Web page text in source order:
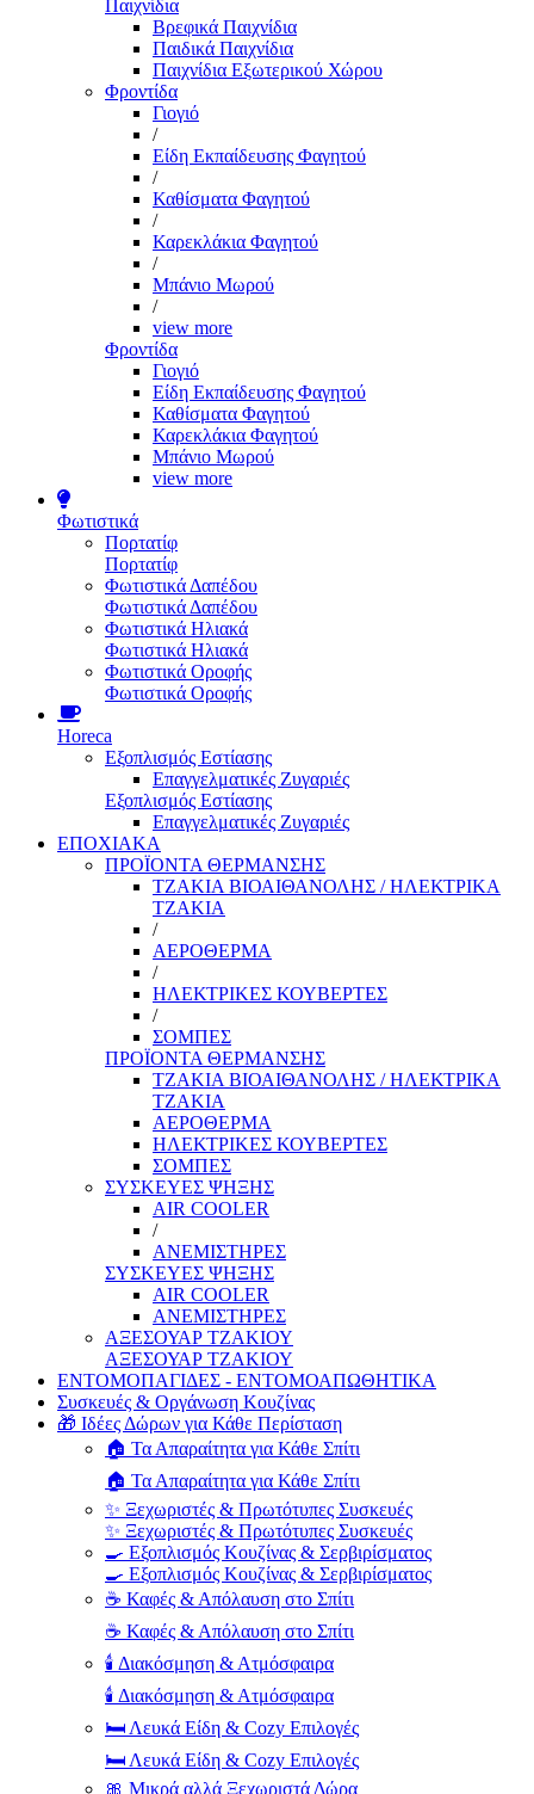
Παιχνίδια
Βρεφικά Παιχνίδια
Παιδικά Παιχνίδια
Παιχνίδια Εξωτερικού Χώρου
Φροντίδα
Γιογιό
/
Είδη Εκπαίδευσης Φαγητού
/
Καθίσματα Φαγητού
/
Καρεκλάκια Φαγητού
/
Μπάνιο Μωρού
/
view more
Φροντίδα
Γιογιό
Είδη Εκπαίδευσης Φαγητού
Καθίσματα Φαγητού
Καρεκλάκια Φαγητού
Μπάνιο Μωρού
view more
Φωτιστικά
Πορτατίφ
Πορτατίφ
Φωτιστικά Δαπέδου
Φωτιστικά Δαπέδου
Φωτιστικά Ηλιακά
Φωτιστικά Ηλιακά
Φωτιστικά Οροφής
Φωτιστικά Οροφής
Horeca
Εξοπλισμός Εστίασης
Επαγγελματικές Ζυγαριές
Εξοπλισμός Εστίασης
Επαγγελματικές Ζυγαριές
ΕΠΟΧΙΑΚΑ
ΠΡΟΪΟΝΤΑ ΘΕΡΜΑΝΣΗΣ
ΤΖΑΚΙΑ ΒΙΟΑΙΘΑΝΟΛΗΣ / ΗΛΕΚΤΡΙΚΑ
ΤΖΑΚΙΑ
/
ΑΕΡΟΘΕΡΜΑ
/
ΗΛΕΚΤΡΙΚΕΣ ΚΟΥΒΕΡΤΕΣ
/
ΣΟΜΠΕΣ
ΠΡΟΪΟΝΤΑ ΘΕΡΜΑΝΣΗΣ
ΤΖΑΚΙΑ ΒΙΟΑΙΘΑΝΟΛΗΣ / ΗΛΕΚΤΡΙΚΑ
ΤΖΑΚΙΑ
ΑΕΡΟΘΕΡΜΑ
ΗΛΕΚΤΡΙΚΕΣ ΚΟΥΒΕΡΤΕΣ
ΣΟΜΠΕΣ
ΣΥΣΚΕΥΕΣ ΨΗΞΗΣ
AIR COOLER
/
ΑΝΕΜΙΣΤΗΡΕΣ
ΣΥΣΚΕΥΕΣ ΨΗΞΗΣ
AIR COOLER
ΑΝΕΜΙΣΤΗΡΕΣ
ΑΞΕΣΟΥΑΡ ΤΖΑΚΙΟΥ
ΑΞΕΣΟΥΑΡ ΤΖΑΚΙΟΥ
ΕΝΤΟΜΟΠΑΓΙΔΕΣ - ΕΝΤΟΜΟΑΠΩΘΗΤΙΚΑ
Συσκευές & Οργάνωση Κουζίνας
🎁 Ιδέες Δώρων για Κάθε Περίσταση
🏠 Τα Απαραίτητα για Κάθε Σπίτι
🏠 Τα Απαραίτητα για Κάθε Σπίτι
✨ Ξεχωριστές & Πρωτότυπες Συσκευές
✨ Ξεχωριστές & Πρωτότυπες Συσκευές
🍳 Εξοπλισμός Κουζίνας & Σερβιρίσματος
🍳 Εξοπλισμός Κουζίνας & Σερβιρίσματος
☕ Καφές & Απόλαυση στο Σπίτι
☕ Καφές & Απόλαυση στο Σπίτι
🕯️ Διακόσμηση & Ατμόσφαιρα
🕯️ Διακόσμηση & Ατμόσφαιρα
🛏️ Λευκά Είδη & Cozy Επιλογές
🛏️ Λευκά Είδη & Cozy Επιλογές
🎀 Μικρά αλλά Ξεχωριστά Δώρα